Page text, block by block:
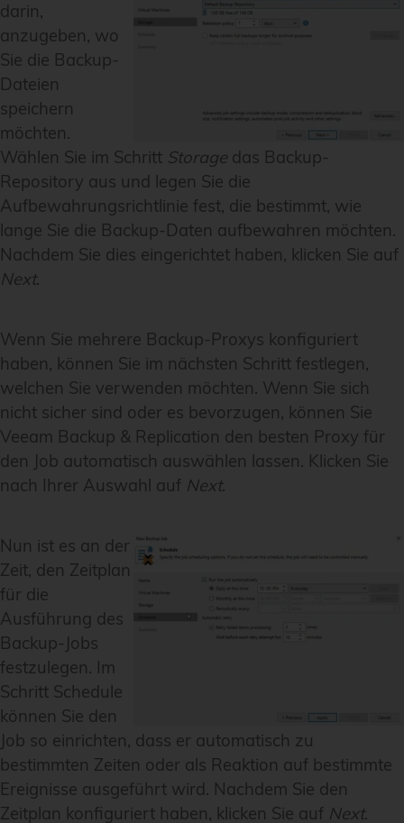
darin,
anzugeben, wo
Sie die Backup-
Dateien
speichern
möchten.
Wählen Sie im Schritt Storage das Backup-
Repository aus und legen Sie die
Aufbewahrungsrichtlinie fest, die bestimmt, wie
lange Sie die Backup-Daten aufbewahren möchten.
Nachdem Sie dies eingerichtet haben, klicken Sie auf
Next.
Wenn Sie mehrere Backup-Proxys konfiguriert
haben, können Sie im nächsten Schritt festlegen,
welchen Sie verwenden möchten. Wenn Sie sich
nicht sicher sind oder es bevorzugen, können Sie
Veeam Backup & Replication den besten Proxy für
den Job automatisch auswählen lassen. Klicken Sie
nach Ihrer Auswahl auf Next.
Nun ist es an der
Zeit, den Zeitplan
für die
Ausführung des
Backup-Jobs
festzulegen. Im
Schritt Schedule
können Sie den
Job so einrichten, dass er automatisch zu
bestimmten Zeiten oder als Reaktion auf bestimmte
Ereignisse ausgeführt wird. Nachdem Sie den
Zeitplan konfiguriert haben, klicken Sie auf Next.